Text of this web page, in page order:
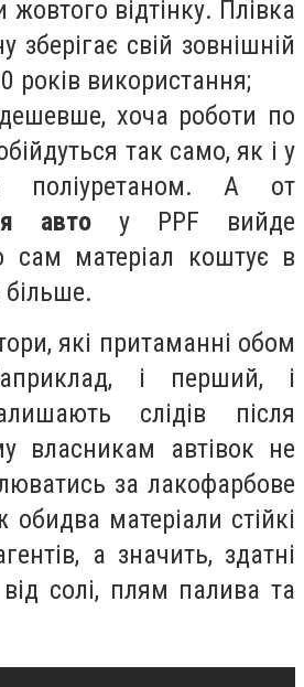
відтінку. Плівка
зберігає свій зовнішній
років використання;
хоча роботи по
так само, як і у
поліуретаном. А от
авто у PPF вийде
сам матеріал коштує в
більше.
які притаманні обом
і перший, і
слідів після
власникам автівок не
за лакофарбове
матеріали стійкі
а значить, здатні
солі, плям палива та